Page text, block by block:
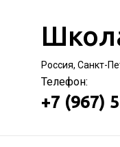
Россия, Санкт-
Телефон:
+7 (967)